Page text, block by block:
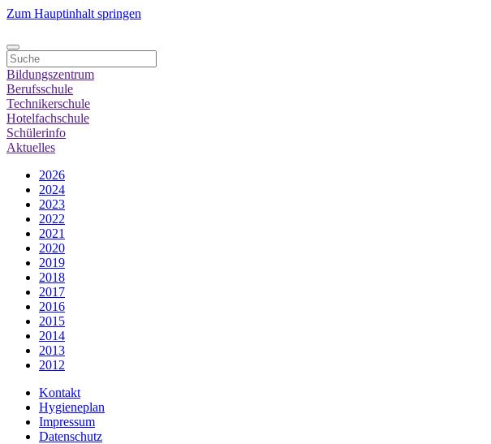
Zum Hauptinhalt springen
Bildungszentrum
Berufsschule
Technikerschule
Hotelfachschule
Schülerinfo
Aktuelles
2026
2024
2023
2022
2021
2020
2019
2018
2017
2016
2015
2014
2013
2012
Kontakt
Hygieneplan
Impressum
Datenschutz